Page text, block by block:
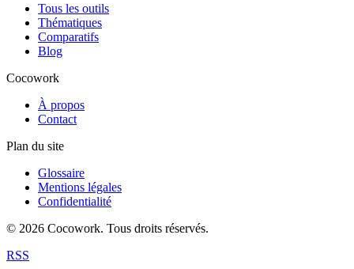
Tous les outils
Thématiques
Comparatifs
Blog
Cocowork
À propos
Contact
Plan du site
Glossaire
Mentions légales
Confidentialité
© 2026 Cocowork. Tous droits réservés.
RSS